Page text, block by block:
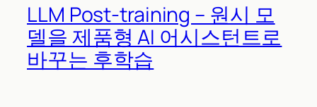
LLM Post-training – 원시 모
델을 제품형 AI 어시스턴트로
바꾸는 후학습